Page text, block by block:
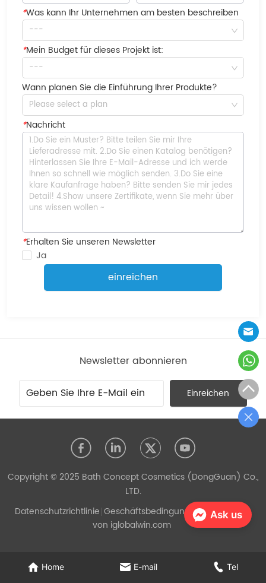
*Was kann Ihr Unternehmen am besten beschreiben
---
*Mein Budget für dieses Projekt ist:
---
Wann planen Sie die Einführung Ihrer Produkte?
Please select a plan
*Nachricht
*Erhalten Sie unseren Newsletter
Ja
einreichen
Home E-mail Tel
Newsletter abonnieren
Einreichen
Copyright © 2025 Bath Concept Cosmetics (DongGuan) Co.,
LTD.
Datenschutzrichtlinie Geschäftsbedingungen Unterstützt
von iglobalwin.com
Ask us